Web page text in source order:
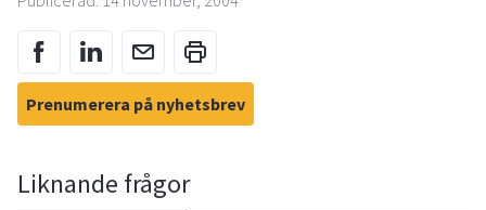
Prenumerera på nyhetsbrev
Liknande frågor